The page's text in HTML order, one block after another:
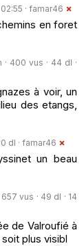
· famar46
en foret
400 vus · 44 dl ·
à voir, un
des etangs,
dl · famar46
un beau
vus · 49 dl · 14
de Valroufié à
plus visibl